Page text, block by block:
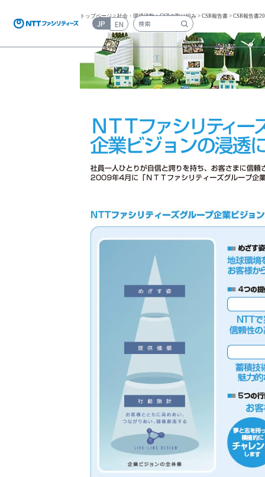
JP EN 検索キーワード入力
トップページ>社会・環境活動>CSRの取り組み > CSR報告書 > CSR報告書